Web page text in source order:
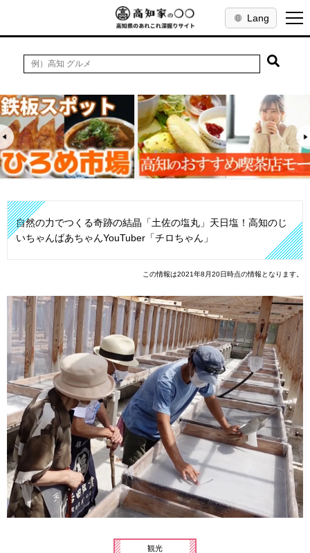
Lang
自然の力でつくる奇跡の結晶「土佐の塩丸」天日塩！高知のじ
いちゃんばあちゃんYouTuber「チロちゃん」
この情報は2021年8月20日時点の情報となります。
観光